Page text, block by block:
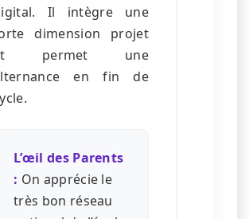
Il intègre une
dimension projet
permet une
en fin de
L’œil des Parents
: On apprécie le
très bon réseau